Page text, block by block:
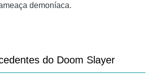
demoníaca.
do Doom Slayer